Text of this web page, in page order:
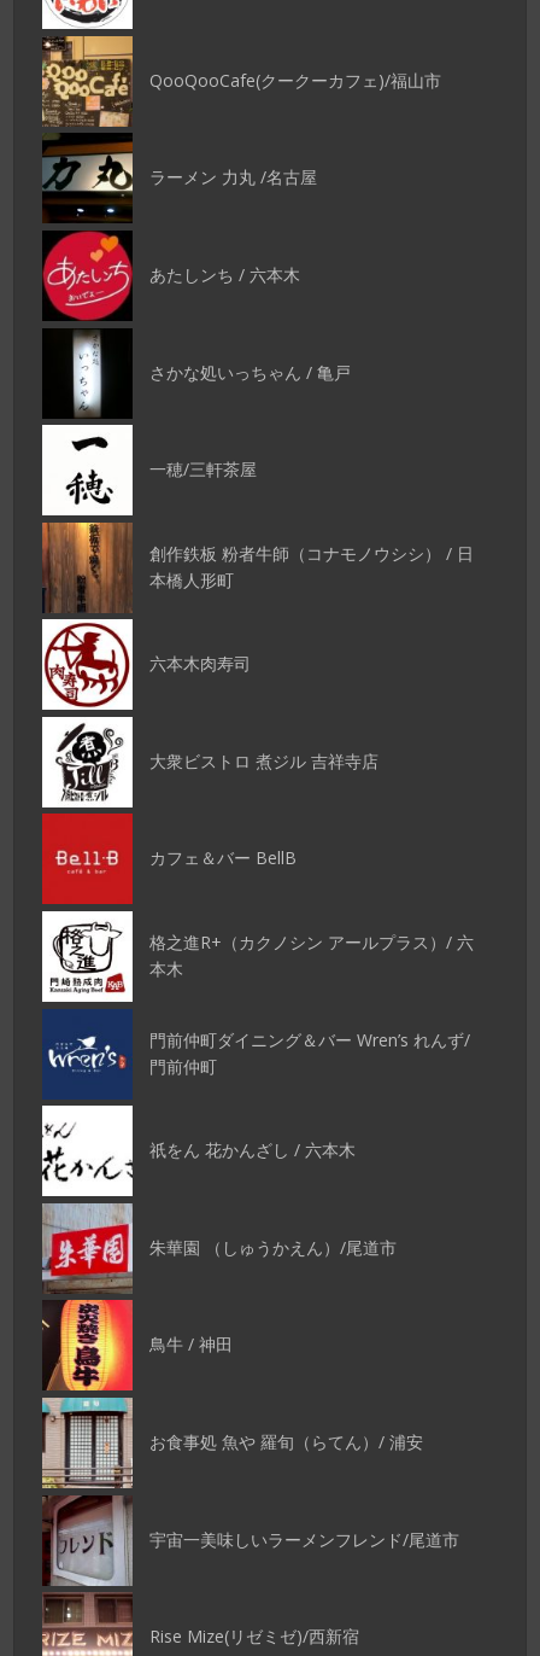
QooQooCafe(クークーカフェ)/福山市
ラーメン 力丸 /名古屋
あたしンち / 六本木
さかな処いっちゃん / 亀戸
一穂/三軒茶屋
創作鉄板 粉者牛師（コナモノウシシ） / 日
本橋人形町
六本木肉寿司
大衆ビストロ 煮ジル 吉祥寺店
カフェ＆バー BellB
格之進R+（カクノシン アールプラス）/ 六
本木
門前仲町ダイニング＆バー Wren’s れんず/
門前仲町
祇をん 花かんざし / 六本木
朱華園 （しゅうかえん）/尾道市
鳥牛 / 神田
お食事処 魚や 羅旬（らてん）/ 浦安
宇宙一美味しいラーメンフレンド/尾道市
Rise Mize(リゼミゼ)/西新宿